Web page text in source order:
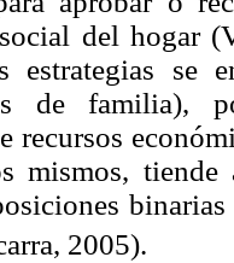
del hogar
estrategias se
de familia),
recursos
mismos,
2005).